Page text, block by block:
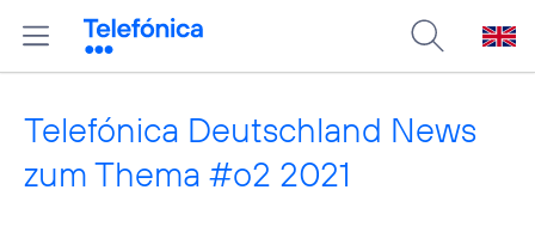
Telefónica Deutschland News
zum Thema #o2 2021